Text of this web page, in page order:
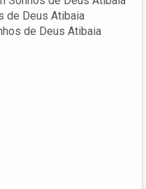
de Deus Atibaia
de Deus Atibaia